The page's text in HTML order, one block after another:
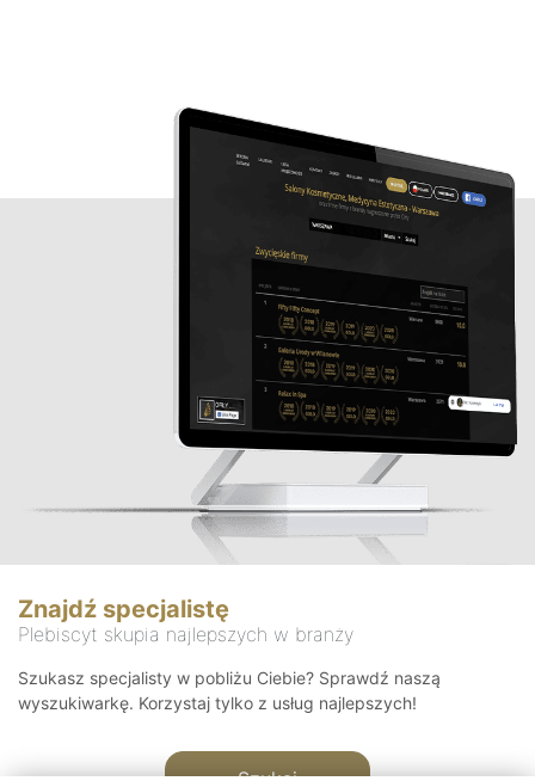
Znajdź specjalistę
Plebiscyt skupia najlepszych w branży
Szukasz specjalisty w pobliżu Ciebie? Sprawdź naszą
wyszukiwarkę. Korzystaj tylko z usług najlepszych!